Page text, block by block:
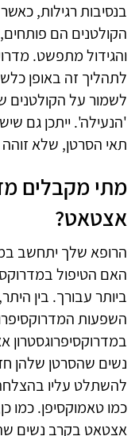
בנסיבות רגילות,
הקולטנים הם
והגידול מתפשט.
לתהליך זה באופן
לשמור על הקולטנים
'הנעילה'. ייתכן גם
תאי הסרטן, שלא
מתי מקבלים
אצטאט?
הרופא שלך יתחשב
האם הטיפול
ביותר עבורך. בין
השפעות
נשים שהסרטן שלהן
להשתלט עליו
כמו טאמוקסיפן. כמו
אצטאט בקרב נשים